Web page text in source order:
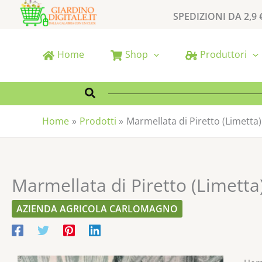
SPEDIZIONI DA 2,9
Home Shop Produttori
Cerca
Home Prodotti Marmellata di Piretto (Limetta)
Marmellata di Piretto
AZIENDA AGRICOLA CARLOMAGNO